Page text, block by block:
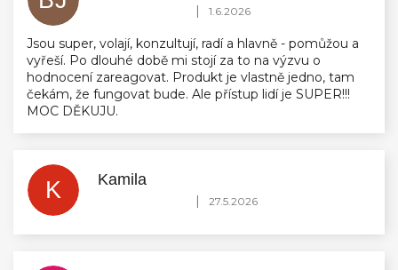
Hodnocení obchodu je 5 z 5 hvězdiček.
| 1.6.2026
Jsou super, volají, konzultují, radí a hlavně - pomůžou a
vyřeší. Po dlouhé době mi stojí za to na výzvu o
hodnocení zareagovat. Produkt je vlastně jedno, tam
čekám, že fungovat bude. Ale přístup lidí je SUPER!!!
MOC DĚKUJU.
K Kamila
Hodnocení obchodu je 5 z 5 hvězdiček.
| 27.5.2026